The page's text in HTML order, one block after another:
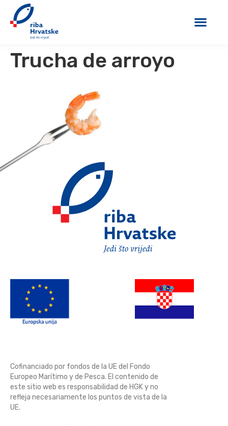
Trucha de arroyo
Cofinanciado por fondos de la UE del Fondo
Europeo Marítimo y de Pesca. El contenido de
este sitio web es responsabilidad de HGK y no
refleja necesariamente los puntos de vista de la
UE.